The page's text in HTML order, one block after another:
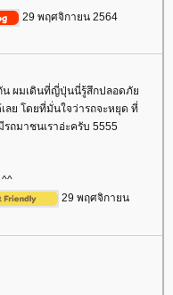
29 พฤศจิกายน 2564
น ผมเดินที่ญี่ปุ่นนี่รู้สึกปลอดภั
ลย โดยที่มั่นใจว่ารถจะหยุด ที่
ถมาชนเราอ่ะครับ 5555
29 พฤศจิกายน